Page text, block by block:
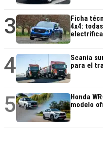
3
Ficha
4x4:
4
Scania
para el
5
Honda
modelo